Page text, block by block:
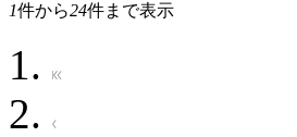
1件から24件まで表示